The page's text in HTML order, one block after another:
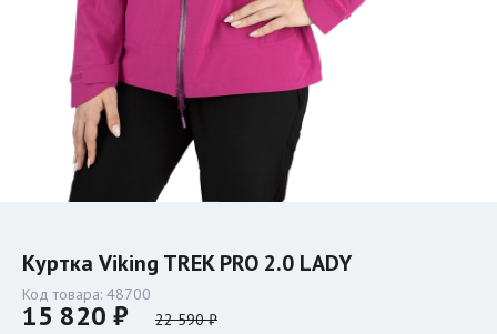
Куртка Viking TREK PRO 2.0 LADY
Код товара: 48700
15 820 ₽ 22 590 ₽